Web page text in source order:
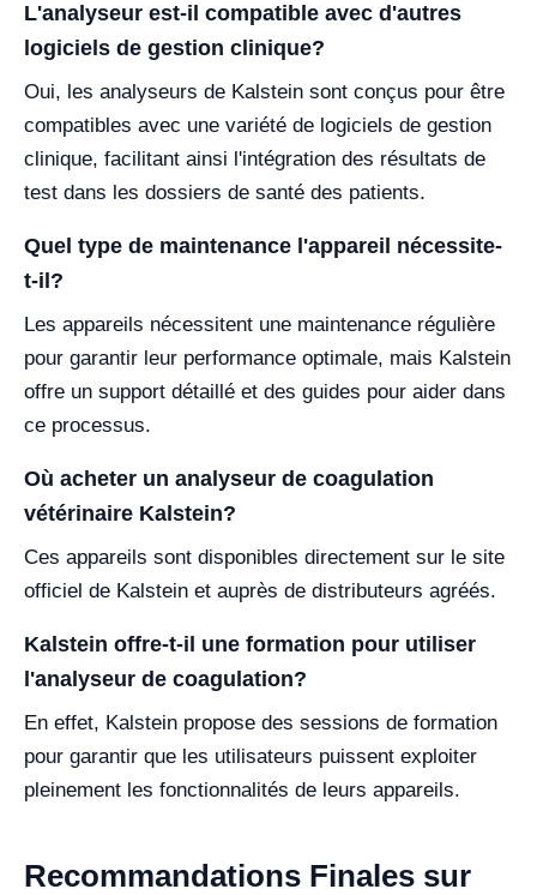
L'analyseur est-il compatible avec d'autres
logiciels de gestion clinique?
Oui, les analyseurs de Kalstein sont conçus pour être
compatibles avec une variété de logiciels de gestion
clinique, facilitant ainsi l'intégration des résultats de
test dans les dossiers de santé des patients.
Quel type de maintenance l'appareil nécessite-
t-il?
Les appareils nécessitent une maintenance régulière
pour garantir leur performance optimale, mais Kalstein
offre un support détaillé et des guides pour aider dans
ce processus.
Où acheter un analyseur de coagulation
vétérinaire Kalstein?
Ces appareils sont disponibles directement sur le site
officiel de Kalstein et auprès de distributeurs agréés.
Kalstein offre-t-il une formation pour utiliser
l'analyseur de coagulation?
En effet, Kalstein propose des sessions de formation
pour garantir que les utilisateurs puissent exploiter
pleinement les fonctionnalités de leurs appareils.
Recommandations Finales sur